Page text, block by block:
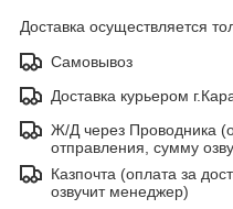
Доставка осуществляется
Самовывоз
Доставка курьером
Ж/Д через Проводника
отправления, сумму
Казпочта (оплата за
озвучит менеджер)